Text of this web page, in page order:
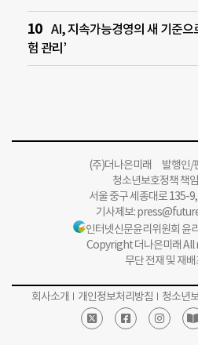
AI, 지속가능경영의 새 기준
험 관리’
(주)더나은미래 발행인/
청소년보호정책 책
서울 중구 세종대로 135-
기사제보:
인터넷신문윤리위원회 윤
Copyright 더나은미래
무단 전재 및 재
회사소개 개인정보처리방침 청소년